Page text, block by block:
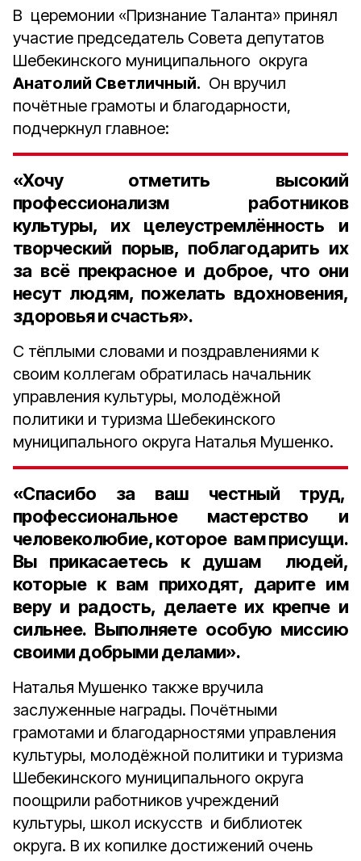
В церемонии «Признание Таланта» принял
участие председатель Совета депутатов
Шебекинского муниципального округа
Анатолий Светличный. Он вручил
почётные грамоты и благодарности,
подчеркнул главное:
«Хочу отметить высокий
профессионализм работников
культуры, их целеустремлённость и
творческий порыв, поблагодарить их
за всё прекрасное и доброе, что они
несут людям, пожелать вдохновения,
здоровья и счастья».
С тёплыми словами и поздравлениями к
своим коллегам обратилась начальник
управления культуры, молодёжной
политики и туризма Шебекинского
муниципального округа Наталья Мушенко.
«Спасибо за ваш честный труд,
профессиональное мастерство и
человеколюбие, которое вам присущи.
Вы прикасаетесь к душам людей,
которые к вам приходят, дарите им
веру и радость, делаете их крепче и
сильнее. Выполняете особую миссию
своими добрыми делами».
Наталья Мушенко также вручила
заслуженные награды. Почётными
грамотами и благодарностями управления
культуры, молодёжной политики и туризма
Шебекинского муниципального округа
поощрили работников учреждений
культуры, школ искусств и библиотек
округа. В их копилке достижений очень